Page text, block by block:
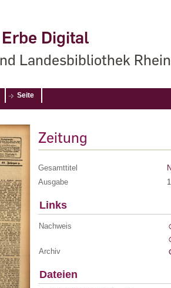
Digital
Landesbibliothek
Seite
Zeitung
Gesamttitel
Ausgabe
Links
Nachweis
Archiv
Dateien